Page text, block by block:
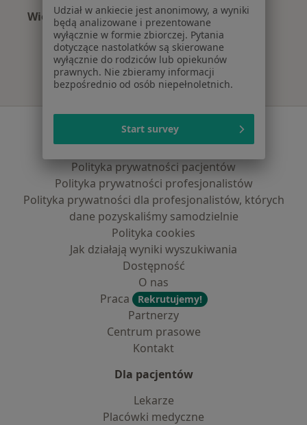
Więcej (7)
Więcej w kategorii: Najpopularniejsze
Serwis
Polityka prywatności pacjentów
Polityka prywatności profesjonalistów
Polityka prywatności dla profesjonalistów, których
dane pozyskaliśmy samodzielnie
Polityka cookies
Jak działają wyniki wyszukiwania
Dostępność
O nas
Praca
Rekrutujemy!
Partnerzy
Centrum prasowe
Kontakt
Dla pacjentów
Lekarze
Placówki medyczne
Udział w ankiecie jest anonimowy, a wyniki
będą analizowane i prezentowane
wyłącznie w formie zbiorczej. Pytania
dotyczące nastolatków są skierowane
wyłącznie do rodziców lub opiekunów
prawnych. Nie zbieramy informacji
bezpośrednio od osób niepełnoletnich.
Start survey